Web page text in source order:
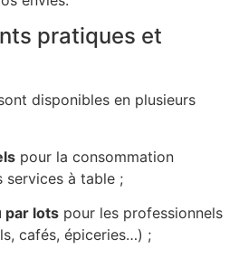
pratiques et
disponibles en plusieurs
pour la consommation
services à table ;
par lots pour les professionnels
cafés, épiceries…) ;